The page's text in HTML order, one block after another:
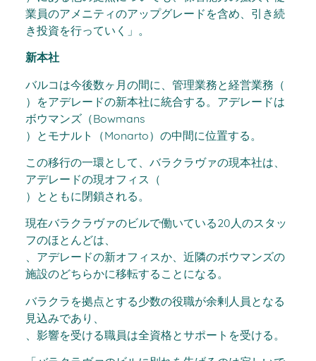
業員のアメニティのアップグレードを含め、引き続
き投資を行っていく」。
新本社
バルコは今後数ヶ月の間に、管理業務と経営業務（
）をアデレードの新本社に統合する。アデレードは
ボウマンズ（Bowmans
）とモナルト（Monarto）の中間に位置する。
この移行の一環として、バラクラヴァの現本社は、
アデレードの現オフィス（
）とともに閉鎖される。
現在バラクラヴァのビルで働いている20人のスタッ
フのほとんどは、
、アデレードの新オフィスか、近隣のボウマンズの
施設のどちらかに移転することになる。
バラクラを拠点とする少数の役職が余剰人員となる
見込みであり、
、影響を受ける職員は全資格とサポートを受ける。